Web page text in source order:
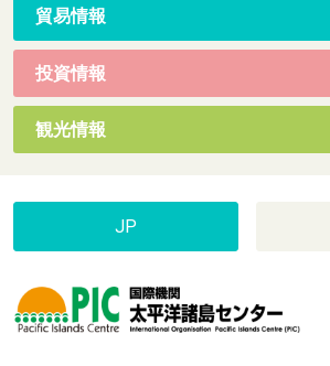
貿易情報
投資情報
観光情報
JP